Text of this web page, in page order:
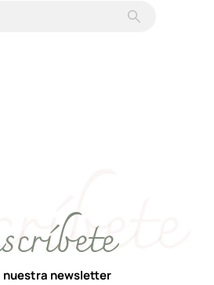
nuestra newsletter